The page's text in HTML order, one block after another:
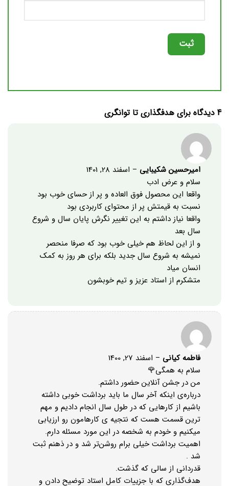
4 دیدگاه برای هدفگذاری تا توانگری
امیرحسین شکیبایی – اسفند 28, 1401
سلام و عرض ادب
واقعا این محصول فوق العاده و پر از حسای خوب بود
نسبت به قیمتش پر از محتوای کاربردی بود
واقعا نیاز داشتم به این تغییر نگرش پایان سال و شروع
سال بعد
و از این لحاظ هم خیلی خوب بود که صرفا منحصر
نمیشه به شروع سال جدید بلکه برای هر روز به کمک
انسان میاد
متشکرم از استاد عزیز و تیم خوبشون
فاطمه کیانی – اسفند 27, 1400
سلام به همگی🌹
من در جشن آنلاین حضور داشتم.
درباره‌ی اینکه آخر سال ما باید برداشت خوبی داشته
باشیم از کارهایی که در طول سال انجام دادیم و مهم
ترین قسمت هست که نتجیه ی کارهامون رو ارزیابی
میکنیم و خودم به شخصه در این مورد مسئله دارم.
اهمیت برداشت خیلی برام روشن‌تر شد و در ذهنم ثبت
شد .
قدردانی از سالی که گذشت.
هدف‌گذاری که با جزییات کامل استاد توضیح دادن و